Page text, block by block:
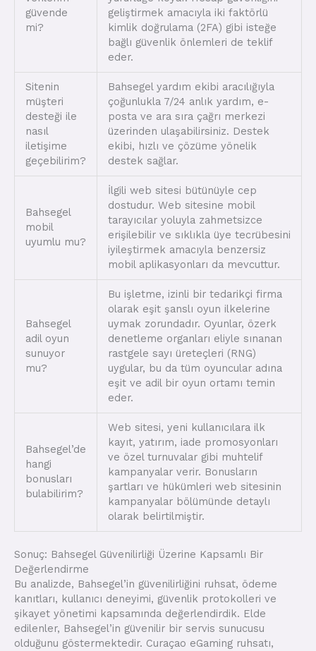
güvende
mi?
geliştirmek amacıyla iki faktörlü
kimlik doğrulama (2FA) gibi isteğe
bağlı güvenlik önlemleri de teklif
eder.
Sitenin
müşteri
desteği ile
nasıl
iletişime
geçebilirim?
Bahsegel yardım ekibi aracılığıyla
çoğunlukla 7/24 anlık yardım, e-
posta ve ara sıra çağrı merkezi
üzerinden ulaşabilirsiniz. Destek
ekibi, hızlı ve çözüme yönelik
destek sağlar.
Bahsegel
mobil
uyumlu mu?
İlgili web sitesi bütünüyle cep
dostudur. Web sitesine mobil
tarayıcılar yoluyla zahmetsizce
erişilebilir ve sıklıkla üye tecrübesini
iyileştirmek amacıyla benzersiz
mobil aplikasyonları da mevcuttur.
Bahsegel
adil oyun
sunuyor
mu?
Bu işletme, izinli bir tedarikçi firma
olarak eşit şanslı oyun ilkelerine
uymak zorundadır. Oyunlar, özerk
denetleme organları eliyle sınanan
rastgele sayı üreteçleri (RNG)
uygular, bu da tüm oyuncular adına
eşit ve adil bir oyun ortamı temin
eder.
Bahsegel’de
hangi
bonusları
bulabilirim?
Web sitesi, yeni kullanıcılara ilk
kayıt, yatırım, iade promosyonları
ve özel turnuvalar gibi muhtelif
kampanyalar verir. Bonusların
şartları ve hükümleri web sitesinin
kampanyalar bölümünde detaylı
olarak belirtilmiştir.
Sonuç: Bahsegel Güvenilirliği Üzerine Kapsamlı Bir
Değerlendirme
Bu analizde, Bahsegel’in güvenilirliğini ruhsat, ödeme
kanıtları, kullanıcı deneyimi, güvenlik protokolleri ve
şikayet yönetimi kapsamında değerlendirdik. Elde
edilenler, Bahsegel’in güvenilir bir servis sunucusu
olduğunu göstermektedir. Curaçao eGaming ruhsatı,